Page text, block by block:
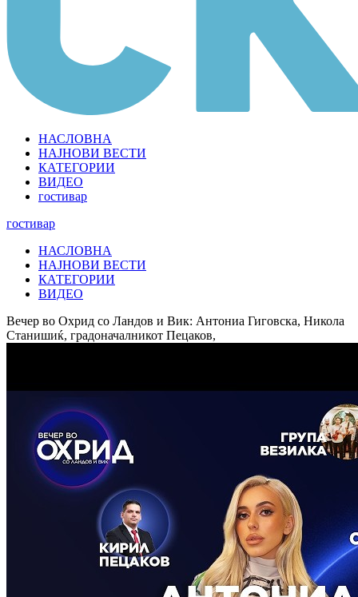
НАСЛОВНА
НАЈНОВИ ВЕСТИ
КАТЕГОРИИ
ВИДЕО
гостивар
гостивар
НАСЛОВНА
НАЈНОВИ ВЕСТИ
КАТЕГОРИИ
ВИДЕО
Вечер во Охрид со Ландов и Вик: Антониа Гиговска, Никола
Станишиќ, градоначалникот Пецаков,